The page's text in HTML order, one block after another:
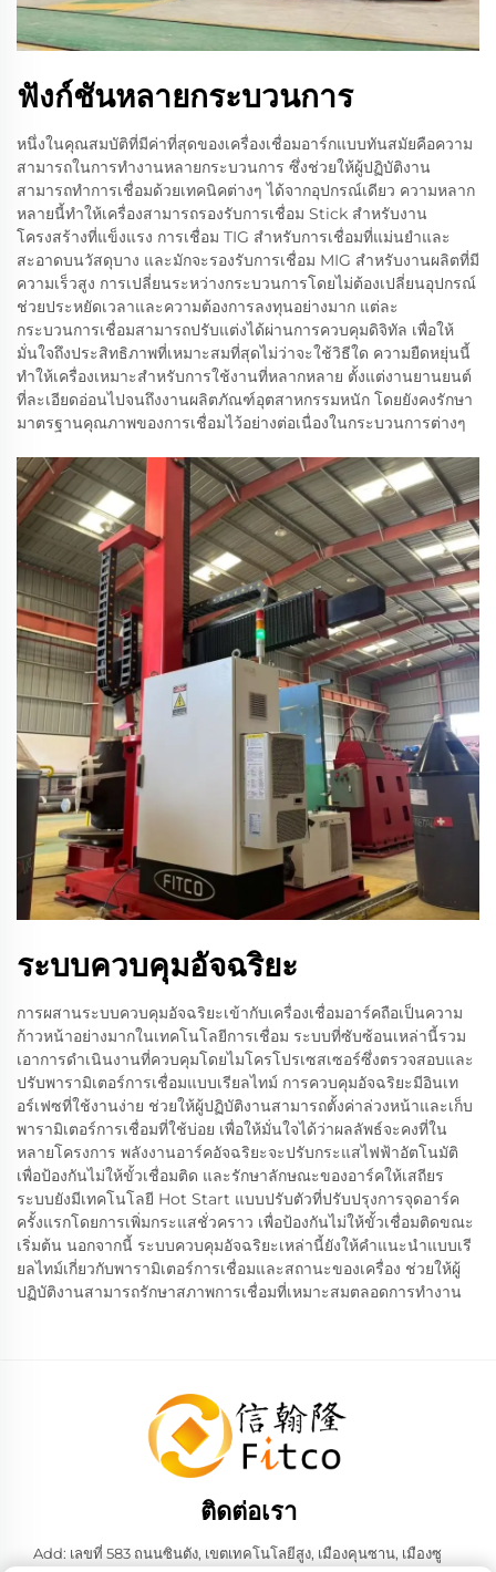
ฟังก์ชันหลายกระบวนการ
หนึ่งในคุณสมบัติที่มีค่าที่สุดของเครื่องเชื่อมอาร์กแบบทันสมัยคือความ
สามารถในการทำงานหลายกระบวนการ ซึ่งช่วยให้ผู้ปฏิบัติงาน
สามารถทำการเชื่อมด้วยเทคนิคต่างๆ ได้จากอุปกรณ์เดียว ความหลาก
หลายนี้ทำให้เครื่องสามารถรองรับการเชื่อม Stick สำหรับงาน
โครงสร้างที่แข็งแรง การเชื่อม TIG สำหรับการเชื่อมที่แม่นยำและ
สะอาดบนวัสดุบาง และมักจะรองรับการเชื่อม MIG สำหรับงานผลิตที่มี
ความเร็วสูง การเปลี่ยนระหว่างกระบวนการโดยไม่ต้องเปลี่ยนอุปกรณ์
ช่วยประหยัดเวลาและความต้องการลงทุนอย่างมาก แต่ละ
กระบวนการเชื่อมสามารถปรับแต่งได้ผ่านการควบคุมดิจิทัล เพื่อให้
มั่นใจถึงประสิทธิภาพที่เหมาะสมที่สุดไม่ว่าจะใช้วิธีใด ความยืดหยุ่นนี้
ทำให้เครื่องเหมาะสำหรับการใช้งานที่หลากหลาย ตั้งแต่งานยานยนต์
ที่ละเอียดอ่อนไปจนถึงงานผลิตภัณฑ์อุตสาหกรรมหนัก โดยยังคงรักษา
มาตรฐานคุณภาพของการเชื่อมไว้อย่างต่อเนื่องในกระบวนการต่างๆ
ระบบควบคุมอัจฉริยะ
การผสานระบบควบคุมอัจฉริยะเข้ากับเครื่องเชื่อมอาร์คถือเป็นความ
ก้าวหน้าอย่างมากในเทคโนโลยีการเชื่อม ระบบที่ซับซ้อนเหล่านี้รวม
เอาการดำเนินงานที่ควบคุมโดยไมโครโปรเซสเซอร์ซึ่งตรวจสอบและ
ปรับพารามิเตอร์การเชื่อมแบบเรียลไทม์ การควบคุมอัจฉริยะมีอินเท
อร์เฟซที่ใช้งานง่าย ช่วยให้ผู้ปฏิบัติงานสามารถตั้งค่าล่วงหน้าและเก็บ
พารามิเตอร์การเชื่อมที่ใช้บ่อย เพื่อให้มั่นใจได้ว่าผลลัพธ์จะคงที่ใน
หลายโครงการ พลังงานอาร์คอัจฉริยะจะปรับกระแสไฟฟ้าอัตโนมัติ
เพื่อป้องกันไม่ให้ขั้วเชื่อมติด และรักษาลักษณะของอาร์คให้เสถียร
ระบบยังมีเทคโนโลยี Hot Start แบบปรับตัวที่ปรับปรุงการจุดอาร์ค
ครั้งแรกโดยการเพิ่มกระแสชั่วคราว เพื่อป้องกันไม่ให้ขั้วเชื่อมติดขณะ
เริ่มต้น นอกจากนี้ ระบบควบคุมอัจฉริยะเหล่านี้ยังให้คำแนะนำแบบเรี
ยลไทม์เกี่ยวกับพารามิเตอร์การเชื่อมและสถานะของเครื่อง ช่วยให้ผู้
ปฏิบัติงานสามารถรักษาสภาพการเชื่อมที่เหมาะสมตลอดการทำงาน
ติดต่อเรา
Add: เลขที่ 583 ถนนซินตัง, เขตเทคโนโลยีสูง, เมืองคุนซาน, เมืองซู